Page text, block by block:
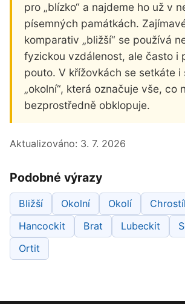
pro „blízko“ a najdeme ho už v
písemných památkách.
komparativ „bližší“ se používá
fyzickou vzdálenost, ale často i
pouto. V křížovkách se setkáte i
„okolní“, která označuje vše, co
bezprostředně obklopuje.
Aktualizováno: 3. 7. 2026
Podobné výrazy
Bližší Okolní Okolí
Hancockit
Brat Lubeckit
Ortit